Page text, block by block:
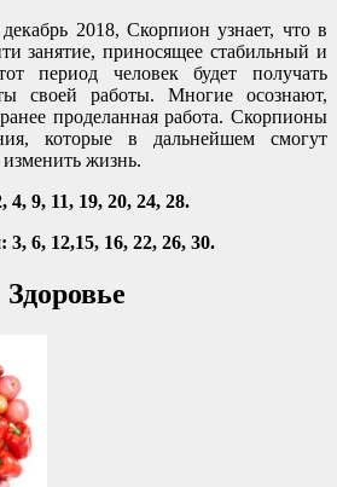
2018, Скорпион узнает, что в
занятие, приносящее стабильный и
период человек будет получать
своей работы. Многие осознают,
проделанная работа. Скорпионы
которые в дальнейшем смогут
жизнь.
9, 11, 19, 20, 24, 28.
6, 12,15, 16, 22, 26, 30.
Здоровье